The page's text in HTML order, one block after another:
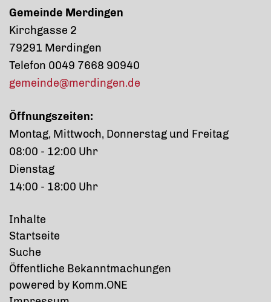
Gemeinde Merdingen
Kirchgasse 2
79291 Merdingen
Telefon 0049 7668 90940
gemeinde@merdingen.de
Öffnungszeiten:
Montag, Mittwoch, Donnerstag und Freitag
08:00 - 12:00 Uhr
Dienstag
14:00 - 18:00 Uhr
Inhalte
Startseite
Suche
Öffentliche Bekanntmachungen
powered by Komm.ONE